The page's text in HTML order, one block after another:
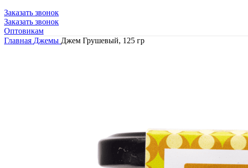
Заказать звонок
Заказать звонок
Оптовикам
Главная Джемы Джем Грушевый, 125 гр